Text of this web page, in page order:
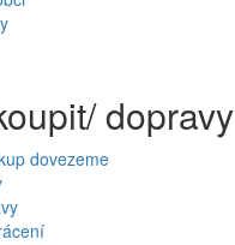
dopravy
dovezeme